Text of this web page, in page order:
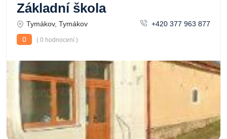
Základní škola
Tymákov, Tymákov
+420 377 963 877
0
( 0 hodnocení )